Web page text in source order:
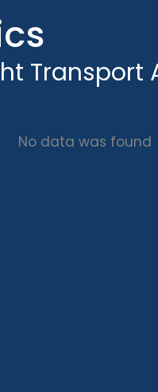
Transport
No data was found